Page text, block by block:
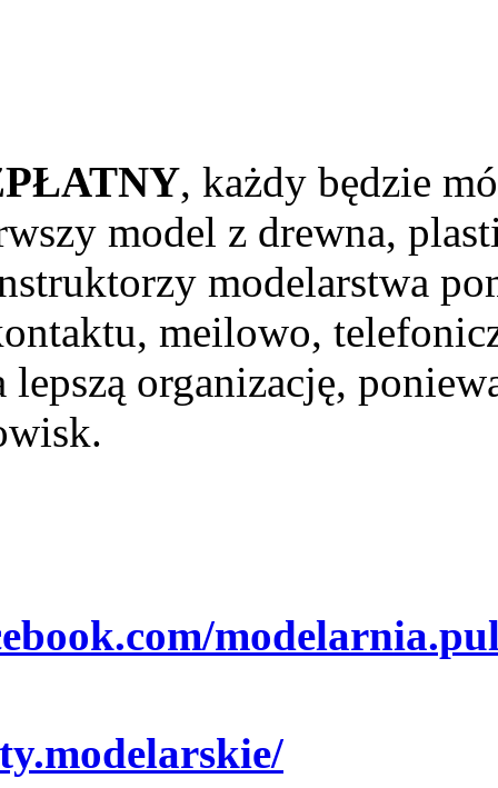
, każdy będzie
model z drewna,
modelarstwa
meilowo,
organizację,